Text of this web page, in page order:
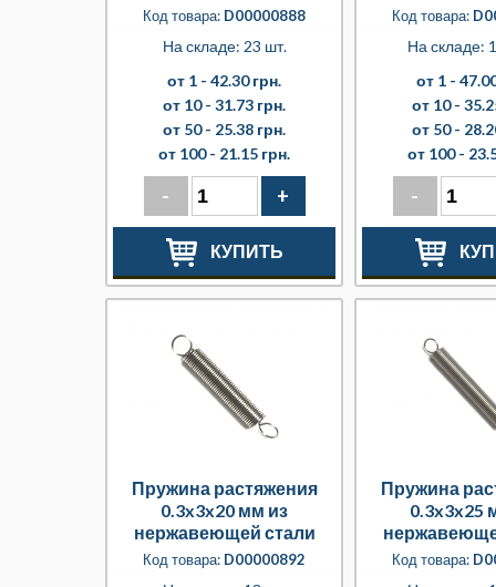
Код товара: D00000888
На складе: 23 шт.
от 1 - 42.30 грн.
от 10 - 31.73 грн.
от 50 - 25.38 грн.
от 100 - 21.15 грн.
- +
КУПИТЬ
Код товара:
На складе:
от 1 -
от 10 -
от 50 -
от 100 -
-
Пружина растяжения
0.3x3x20 мм из
нержавеющей стали
Код товара: D00000892
Пружина
0.3x3x25
Код товара: